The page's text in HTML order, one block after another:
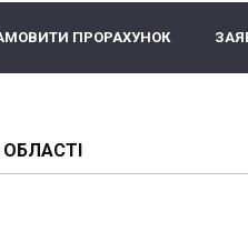
ПРОРАХУНОК